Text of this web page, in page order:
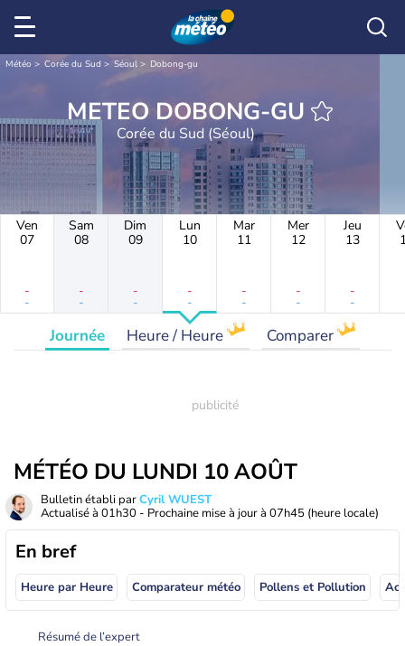
Météo Corée du Sud Séoul Dobong-gu
METEO DOBONG-GU
Corée du Sud (Séoul)
Ven
07
-
-
Sam
08
-
-
Dim
09
-
-
Lun
10
-
-
Mar
11
-
-
Mer
12
-
-
Jeu
13
-
-
Journée Heure / Heure Comparer
MÉTÉO DU LUNDI 10 AOÛT
Bulletin établi parCyril WUEST
Actualisé à 01h30 - Prochaine mise à jour à 07h45 (heure locale)
En bref
Heure par Heure Comparateur météo Pollens et Pollution
Résumé de l’expert